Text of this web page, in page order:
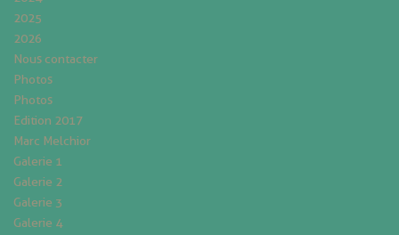
2025
2026
Nous contacter
Photos
Photos
Edition 2017
Marc Melchior
Galerie 1
Galerie 2
Galerie 3
Galerie 4